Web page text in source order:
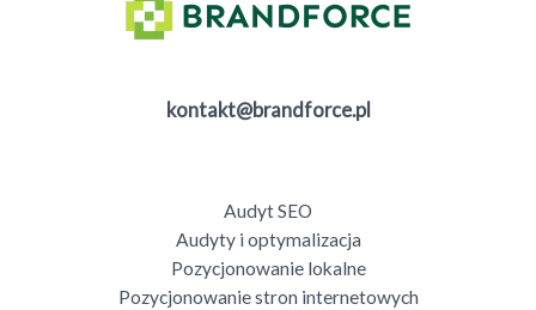
kontakt@brandforce.pl
Audyt SEO
Audyty i optymalizacja
Pozycjonowanie lokalne
Pozycjonowanie stron internetowych